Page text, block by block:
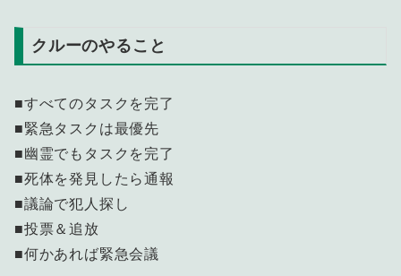
クルーのやること
■すべてのタスクを完了
■緊急タスクは最優先
■幽霊でもタスクを完了
■死体を発見したら通報
■議論で犯人探し
■投票＆追放
■何かあれば緊急会議